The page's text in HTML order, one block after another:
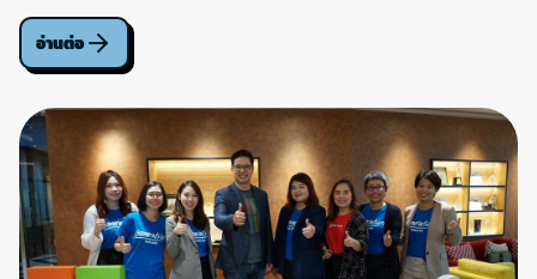
อ่านต่อ